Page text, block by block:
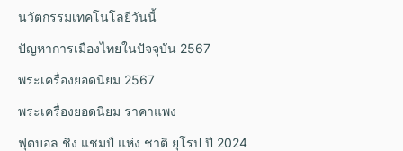
นวัตกรรมเทคโนโลยีวันนี้
ปัญหาการเมืองไทยในปัจจุบัน 2567
พระเครื่องยอดนิยม 2567
พระเครื่องยอดนิยม ราคาแพง
ฟุตบอล ชิง แชมป์ แห่ง ชาติ ยุโรป ปี 2024